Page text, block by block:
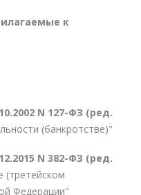
к
N 127-ФЗ (ред.
(банкротстве)"
N 382-ФЗ (ред.
Федерации"